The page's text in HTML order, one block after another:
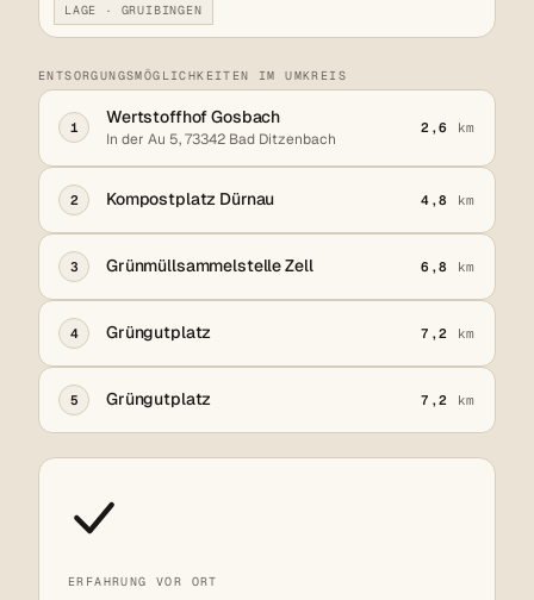
LAGE · GRUIBINGEN
ENTSORGUNGSMÖGLICHKEITEN IM UMKREIS
1
Wertstoffhof Gosbach
In der Au 5, 73342 Bad Ditzenbach
2,6 km
2 Kompostplatz Dürnau 4,8 km
3 Grünmüllsammelstelle Zell 6,8 km
4 Grüngutplatz 7,2 km
5 Grüngutplatz 7,2 km
ERFAHRUNG VOR ORT